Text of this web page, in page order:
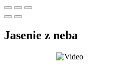
Jasenie z neba